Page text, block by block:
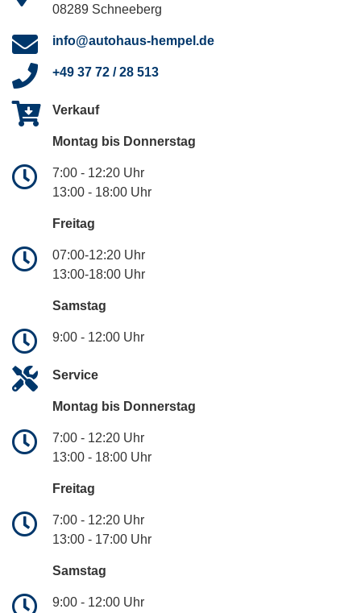
08289 Schneeberg
info@autohaus-hempel.de
+49 37 72 / 28 513
Verkauf
Montag bis Donnerstag
7:00 - 12:20 Uhr
13:00 - 18:00 Uhr
Freitag
07:00-12:20 Uhr
13:00-18:00 Uhr
Samstag
9:00 - 12:00 Uhr
Service
Montag bis Donnerstag
7:00 - 12:20 Uhr
13:00 - 18:00 Uhr
Freitag
7:00 - 12:20 Uhr
13:00 - 17:00 Uhr
Samstag
9:00 - 12:00 Uhr